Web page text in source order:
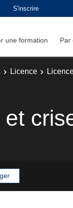
S'inscrire
une formation Par
Licence